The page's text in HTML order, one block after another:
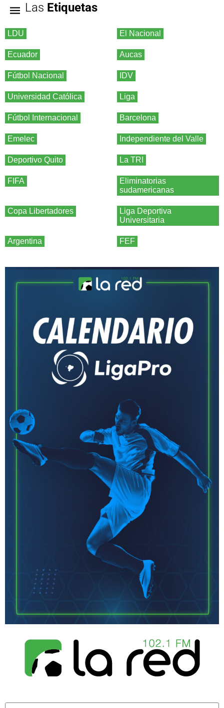
Las Etiquetas
LDU El Nacional
Ecuador Aucas
Fútbol Nacional IDV
Universidad Católica Liga
Fútbol Internacional Barcelona
Emelec Independiente del Valle
Deportivo Quito La TRI
FIFA
Eliminatorias
sudamericanas
Copa Libertadores
Liga Deportiva
Universitaria
Argentina FEF